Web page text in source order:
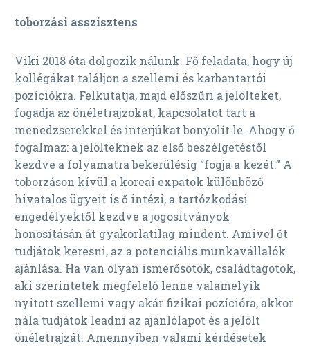
toborzási asszisztens
Viki 2018 óta dolgozik nálunk. Fő feladata, hogy új
kollégákat találjon a szellemi és karbantartói
pozíciókra. Felkutatja, majd előszűri a jelölteket,
fogadja az önéletrajzokat, kapcsolatot tart a
menedzserekkel és interjúkat bonyolít le. Ahogy ő
fogalmaz: a jelölteknek az első beszélgetéstől
kezdve a folyamatra bekerülésig “fogja a kezét.” A
toborzáson kívül a koreai expatok különböző
hivatalos ügyeit is ő intézi, a tartózkodási
engedélyektől kezdve a jogosítványok
honosításán át gyakorlatilag mindent. Amivel őt
tudjátok keresni, az a potenciális munkavállalók
ajánlása. Ha van olyan ismerősötök, családtagotok,
aki szerintetek megfelelő lenne valamelyik
nyitott szellemi vagy akár fizikai pozícióra, akkor
nála tudjátok leadni az ajánlólapot és a jelölt
önéletrajzát. Amennyiben valami kérdésetek